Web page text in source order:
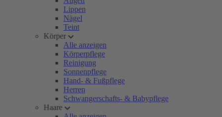
Lippen
Nägel
Teint
Körper
Alle anzeigen
Körperpflege
Reinigung
Sonnenpflege
Hand- & Fußpflege
Herren
Schwangerschafts- & Babypflege
Haare